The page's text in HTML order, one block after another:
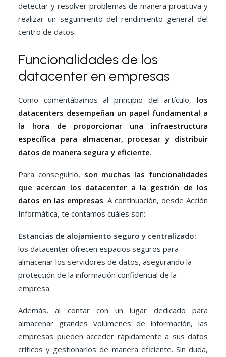
detectar y resolver problemas de manera proactiva y
realizar un seguimiento del rendimiento general del
centro de datos.
Funcionalidades de los
datacenter en empresas
Como comentábamos al principio del artículo, los
datacenters desempeñan un papel fundamental a
la hora de proporcionar una infraestructura
específica para almacenar, procesar y distribuir
datos de manera segura y eficiente.
Para conseguirlo, son muchas las funcionalidades
que acercan los datacenter a la gestión de los
datos en las empresas. A continuación, desde Acción
Informática, te contamos cuáles son:
Estancias de alojamiento seguro y centralizado:
los datacenter ofrecen espacios seguros para
almacenar los servidores de datos, asegurando la
protección de la información confidencial de la
empresa.
Además, al contar con un lugar dedicado para
almacenar grandes volúmenes de información, las
empresas pueden acceder rápidamente a sus datos
críticos y gestionarlos de manera eficiente. Sin duda,